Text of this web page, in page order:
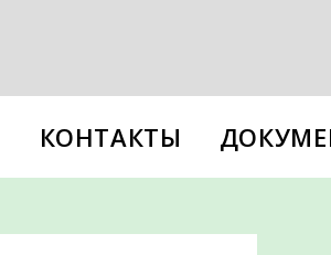
КОНТАКТЫ